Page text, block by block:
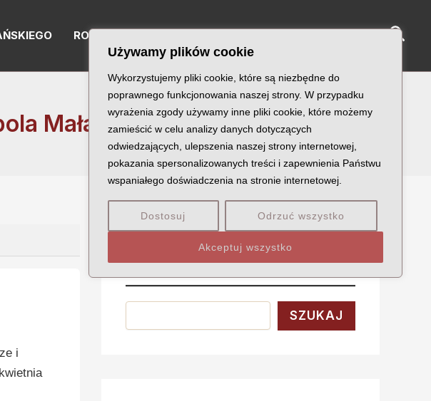
Używamy plików cookie
Wykorzystujemy pliki cookie, które są niezbędne do
poprawnego funkcjonowania naszej strony. W przypadku
wyrażenia zgody używamy inne pliki cookie, które możemy
zamieścić w celu analizy danych dotyczących
odwiedzających, ulepszenia naszej strony internetowej,
pokazania spersonalizowanych treści i zapewnienia Państwu
wspaniałego doświadczenia na stronie internetowej.
Dostosuj Odrzuć wszystko
Akceptuj wszystko
RODZINY KATYŃSKIE
Mała
i
Wyszukaj
Szukaj
SZUKAJ